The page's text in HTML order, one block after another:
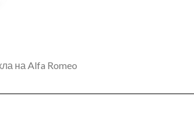
на Alfa Romeo